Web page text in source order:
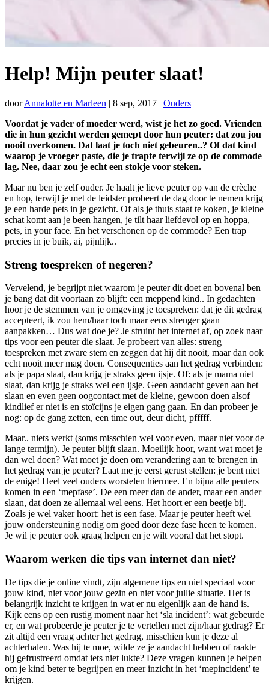
Help! Mijn peuter slaat!
doorAnnalotte en Marleen | 8 sep, 2017 | Ouders
Voordat je vader of moeder werd, wist je het zo goed. Vrienden
die in hun gezicht werden gemept door hun peuter: dat zou jou
nooit overkomen. Dat laat je toch niet gebeuren..? Of dat kind
waarop je vroeger paste, die je trapte terwijl ze op de commode
lag. Nee, daar zou je echt een stokje voor steken.
Maar nu ben je zelf ouder. Je haalt je lieve peuter op van de crèche
en hop, terwijl je met de leidster probeert de dag door te nemen krijg
je een harde pets in je gezicht. Of als je thuis staat te koken, je kleine
schat komt aan je been hangen, je tilt haar liefdevol op en hoppa,
pets, in your face. En het verschonen op de commode? Een trap
precies in je buik, ai, pijnlijk..
Streng toespreken of negeren?
Vervelend, je begrijpt niet waarom je peuter dit doet en bovenal ben
je bang dat dit voortaan zo blijft: een meppend kind.. In gedachten
hoor je de stemmen van je omgeving je toespreken: dat je dit gedrag
accepteert, ik zou hem/haar toch maar eens strenger gaan
aanpakken… Dus wat doe je? Je struint het internet af, op zoek naar
tips voor een peuter die slaat. Je probeert van alles: streng
toespreken met zware stem en zeggen dat hij dit nooit, maar dan ook
echt nooit meer mag doen. Consequenties aan het gedrag verbinden:
als je papa slaat, dan krijg je straks geen ijsje. Of: als je mama niet
slaat, dan krijg je straks wel een ijsje. Geen aandacht geven aan het
slaan en even geen oogcontact met de kleine, gewoon doen alsof
kindlief er niet is en stoïcijns je eigen gang gaan. En dan probeer je
nog: op de gang zetten, een time out, deur dicht, pfffff.
Maar.. niets werkt (soms misschien wel voor even, maar niet voor de
lange termijn). Je peuter blijft slaan. Moeilijk hoor, want wat moet je
dan wel doen? Wat moet je doen om verandering aan te brengen in
het gedrag van je peuter? Laat me je eerst gerust stellen: je bent niet
de enige! Heel veel ouders worstelen hiermee. En bijna alle peuters
komen in een ‘mepfase’. De een meer dan de ander, maar een ander
slaan, dat doen ze allemaal wel eens. Het hoort er een beetje bij.
Zoals je wel vaker hoort: het is een fase. Maar je peuter heeft wel
jouw ondersteuning nodig om goed door deze fase heen te komen.
Je wil je peuter ook graag helpen en je wilt vooral dat het stopt.
Waarom werken die tips van internet dan niet?
De tips die je online vindt, zijn algemene tips en niet speciaal voor
jouw kind, niet voor jouw gezin en niet voor jullie situatie. Het is
belangrijk inzicht te krijgen in wat er nu eigenlijk aan de hand is.
Kijk eens op een rustig moment naar het ‘sla incident’: wat gebeurde
er, en wat probeerde je peuter je te vertellen met zijn/haar gedrag? Er
zit altijd een vraag achter het gedrag, misschien kun je deze al
achterhalen. Was hij te moe, wilde ze je aandacht hebben of raakte
hij gefrustreerd omdat iets niet lukte? Deze vragen kunnen je helpen
om je kind beter te begrijpen en meer inzicht in het ‘mepincident’ te
krijgen.